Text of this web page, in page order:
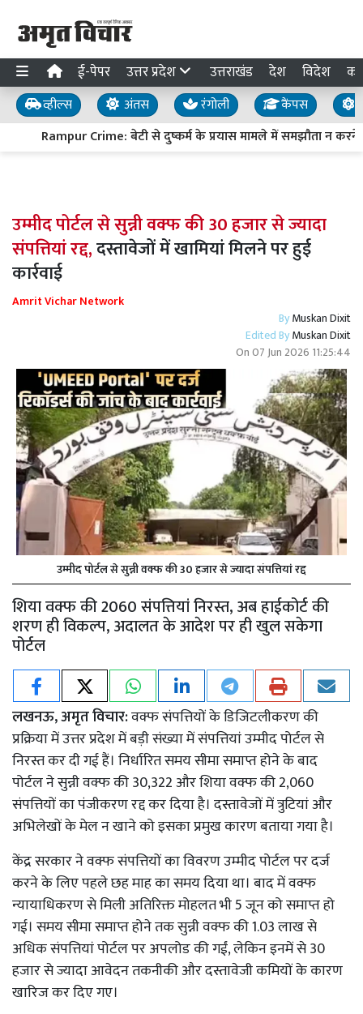
ई-पेपर उत्तर प्रदेश उत्तराखंड देश विदेश
व्हील्स अंतस रंगोली कैंपस
Rampur Crime: बेटी से दुष्कर्म के प्रयास मामले में समझौता न करने
उम्मीद पोर्टल से सुन्नी वक्फ की 30 हजार से ज्यादा
संपत्तियां रद्द,दस्तावेजों में खामियां मिलने पर हुई
कार्रवाई
Amrit Vichar Network
ByMuskan Dixit
Edited ByMuskan Dixit
On07 Jun 2026 11:25:44
उम्मीद पोर्टल से सुन्नी वक्फ की 30 हजार से ज्यादा संपत्तियां रद्द
शिया वक्फ की 2060 संपत्तियां निरस्त, अब हाईकोर्ट की
शरण ही विकल्प, अदालत के आदेश पर ही खुल सकेगा
पोर्टल
लखनऊ, अमृत विचार:वक्फ संपत्तियों के डिजिटलीकरण की
प्रक्रिया में उत्तर प्रदेश में बड़ी संख्या में संपत्तियां उम्मीद पोर्टल से
निरस्त कर दी गई हैं। निर्धारित समय सीमा समाप्त होने के बाद
पोर्टल ने सुन्नी वक्फ की 30,322 और शिया वक्फ की 2,060
संपत्तियों का पंजीकरण रद्द कर दिया है। दस्तावेजों में त्रुटियां और
अभिलेखों के मेल न खाने को इसका प्रमुख कारण बताया गया है।
केंद्र सरकार ने वक्फ संपत्तियों का विवरण उम्मीद पोर्टल पर दर्ज
करने के लिए पहले छह माह का समय दिया था। बाद में वक्फ
न्यायाधिकरण से मिली अतिरिक्त मोहलत भी 5 जून को समाप्त हो
गई। समय सीमा समाप्त होने तक सुन्नी वक्फ की 1.03 लाख से
अधिक संपत्तियां पोर्टल पर अपलोड की गईं, लेकिन इनमें से 30
हजार से ज्यादा आवेदन तकनीकी और दस्तावेजी कमियों के कारण
खारिज कर दिए गए।